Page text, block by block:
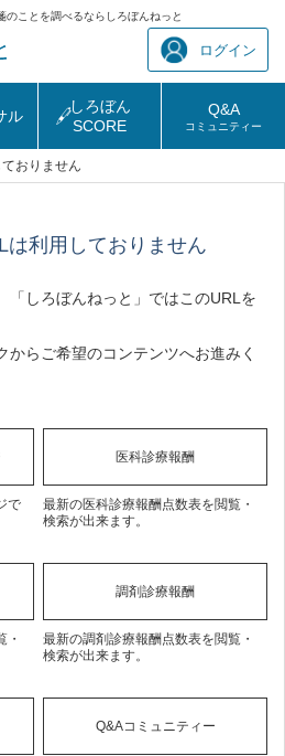
ことを調べるならしろぼんねっと
ログイン
ル
しろぼん
SCORE
Q&A
コミュニティー
おりません
は利用しておりません
「しろぼんねっと」ではこのURLを
からご希望のコンテンツへお進みく
で
医科診療報酬
最新の医科診療報酬点数表を閲覧・
検索が出来ます。
・
調剤診療報酬
最新の調剤診療報酬点数表を閲覧・
検索が出来ます。
Q&Aコミュニティー